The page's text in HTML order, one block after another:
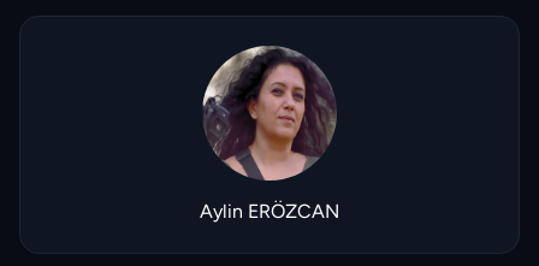
Aylin ERÖZCAN